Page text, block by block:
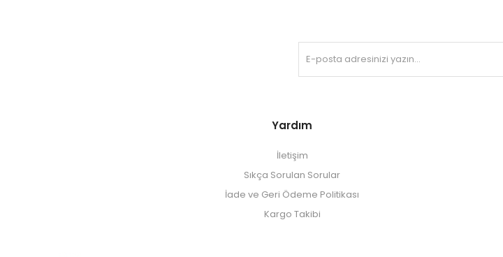
Yardım
İletişim
Sıkça Sorulan Sorular
İade ve Geri Ödeme Politikası
Kargo Takibi